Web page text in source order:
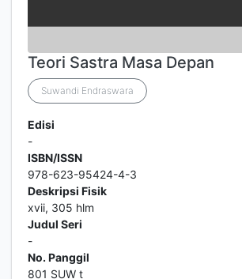
Teori Sastra Masa Depan
Suwandi Endraswara
Edisi
-
ISBN/ISSN
978-623-95424-4-3
Deskripsi Fisik
xvii, 305 hlm
Judul Seri
-
No. Panggil
801 SUW t